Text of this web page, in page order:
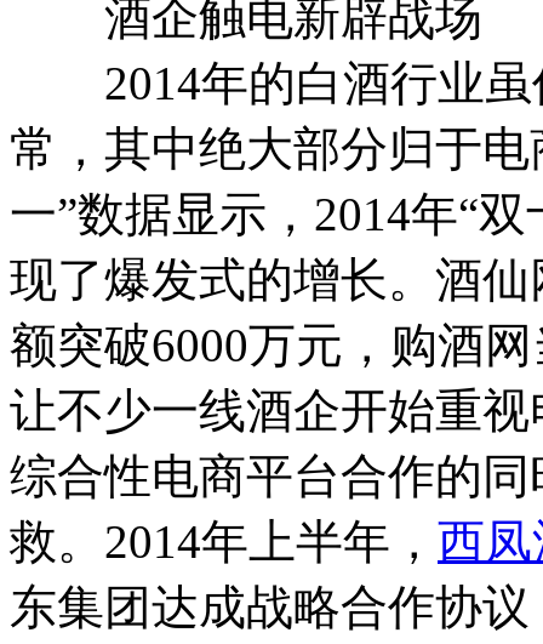
酒企触电新辟战场
2014年的白酒行业虽
常，其中绝大部分归于
一”数据显示，2014年“
现了爆发式的增长。酒
额突破6000万元，购酒
让不少一线酒企开始重
综合性电商平台合作的
救。2014年上半年， 西
东集团达成战略合作协